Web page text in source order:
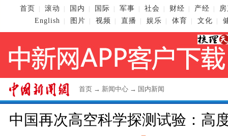
首页 滚动 国内 国际 军事 社会 财经 产经
English
图片 视频 直播 娱乐 体育 文化
首页 → 新闻中心 → 国内新闻
中国再次高空科学探测试验：高